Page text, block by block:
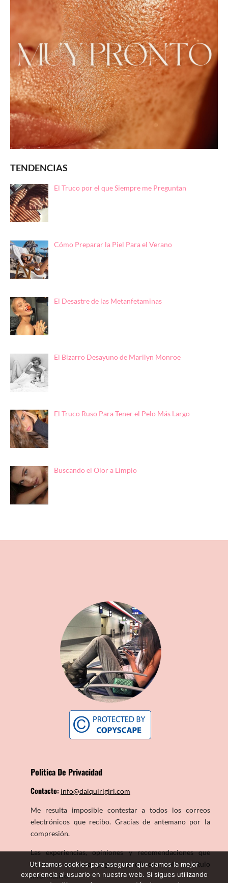
TENDENCIAS
El Truco por el que Siempre me Preguntan
Cómo Preparar la Piel Para el Verano
El Desastre de las Metanfetaminas
El Bizarro Desayuno de Marilyn Monroe
El Truco Ruso Para Tener el Pelo Más Largo
Buscando el Olor a Limpio
Politica De Privacidad
Contacto: info@daiquirigirl.com
Me resulta imposible contestar a todos los correos
electrónicos que recibo. Gracias de antemano por la
compresión.
Las experiencias, opiniones y recomendaciones que
aparecen en esta página se ofrecen solo a título
informativo.
Utilizamos cookies para asegurar que damos la mejor
experiencia al usuario en nuestra web. Si sigues utilizando